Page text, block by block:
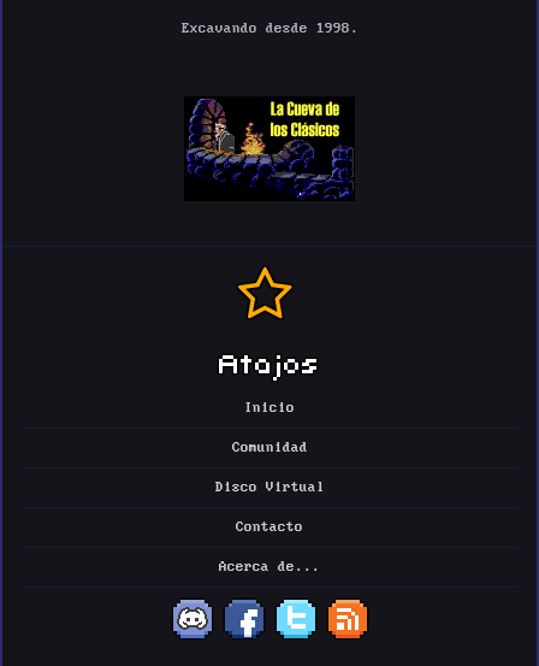
Excavando desde 1998.
Atajos
Inicio
Comunidad
Disco Virtual
Contacto
Acerca de...